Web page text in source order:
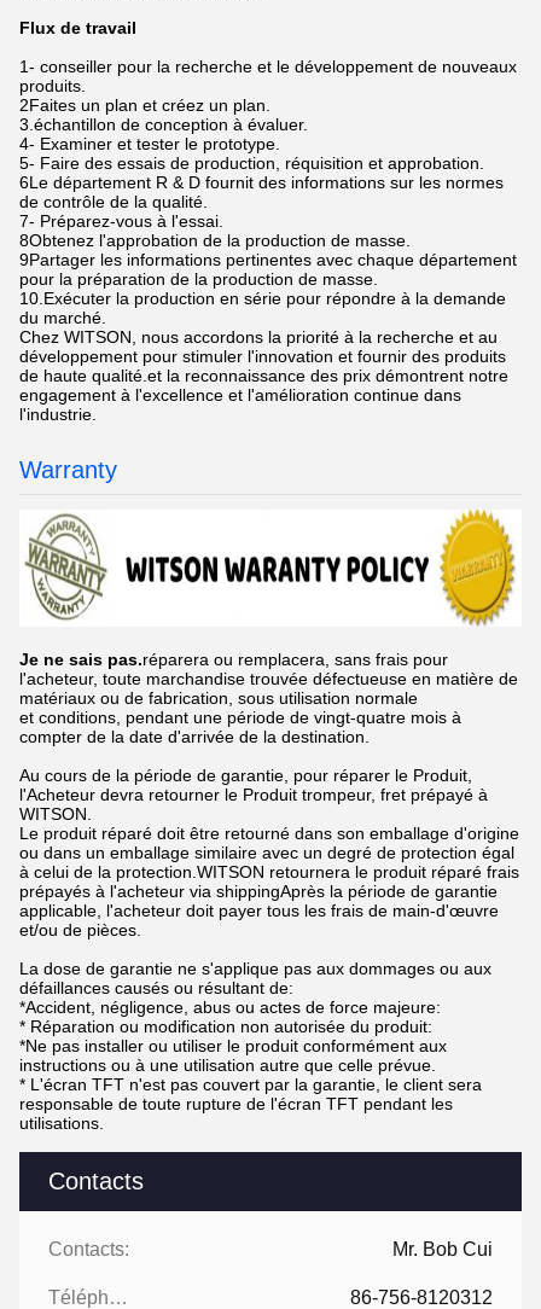
Contacts
Contacts: Mr. Bob Cui
Téléphone: 86-756-8120312
Flux de travail
1- conseiller pour la recherche et le développement de nouveaux
produits.
2Faites un plan et créez un plan.
3.échantillon de conception à évaluer.
4- Examiner et tester le prototype.
5- Faire des essais de production, réquisition et approbation.
6Le département R & D fournit des informations sur les normes
de contrôle de la qualité.
7- Préparez-vous à l'essai.
8Obtenez l'approbation de la production de masse.
9Partager les informations pertinentes avec chaque département
pour la préparation de la production de masse.
10.Exécuter la production en série pour répondre à la demande
du marché.
Chez WITSON, nous accordons la priorité à la recherche et au
développement pour stimuler l'innovation et fournir des produits
de haute qualité.et la reconnaissance des prix démontrent notre
engagement à l'excellence et l'amélioration continue dans
l'industrie.
Warranty
Je ne sais pas.réparera ou remplacera, sans frais pour
l'acheteur, toute marchandise trouvée défectueuse en matière de
matériaux ou de fabrication, sous utilisation normale
et conditions, pendant une période de vingt-quatre mois à
compter de la date d'arrivée de la destination.
Au cours de la période de garantie, pour réparer le Produit,
l'Acheteur devra retourner le Produit trompeur, fret prépayé à
WITSON.
Le produit réparé doit être retourné dans son emballage d'origine
ou dans un emballage similaire avec un degré de protection égal
à celui de la protection.WITSON retournera le produit réparé frais
prépayés à l'acheteur via shippingAprès la période de garantie
applicable, l'acheteur doit payer tous les frais de main-d'œuvre
et/ou de pièces.
La dose de garantie ne s'applique pas aux dommages ou aux
défaillances causés ou résultant de:
*Accident, négligence, abus ou actes de force majeure:
* Réparation ou modification non autorisée du produit:
*Ne pas installer ou utiliser le produit conformément aux
instructions ou à une utilisation autre que celle prévue.
* L'écran TFT n'est pas couvert par la garantie, le client sera
responsable de toute rupture de l'écran TFT pendant les
utilisations.